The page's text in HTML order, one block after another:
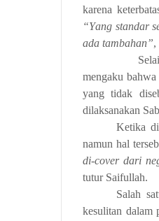
karena
“Yang standar
ada tambahan”,
mengaku
yang tidak
dilaksanakan
Ketika
namun hal
di-cover dari
tutur Saifullah.
Salah
kesulitan dalam